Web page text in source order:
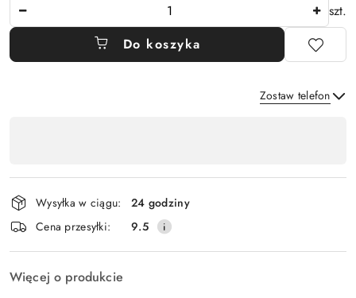
szt.
Do koszyka
Zostaw telefon
płatność
i
dostawa
Wysyłka w ciągu:
24 godziny
Cena przesyłki:
9.5
Więcej o produkcie